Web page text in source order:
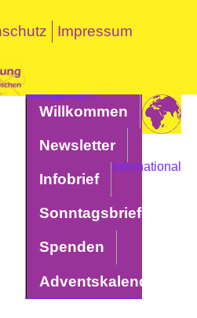
Impressum
International
Navigation überspringen
Willkommen
Newsletter
Infobrief
Sonntagsbriefe
Spenden
Adventskalender